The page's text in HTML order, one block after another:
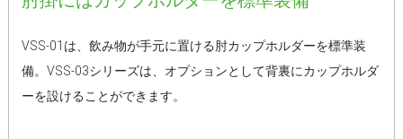
VSS-01は、飲み物が手元に置ける肘カップホルダーを標準装
備。VSS-03シリーズは、オプションとして背裏にカップホルダ
ーを設けることができます。